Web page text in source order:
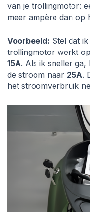
van je trollingmotor:
meer ampère dan op
Voorbeeld: Stel dat ik
trollingmotor werkt op
15A. Als ik sneller ga,
de stroom naar 25A.
het stroomverbruik